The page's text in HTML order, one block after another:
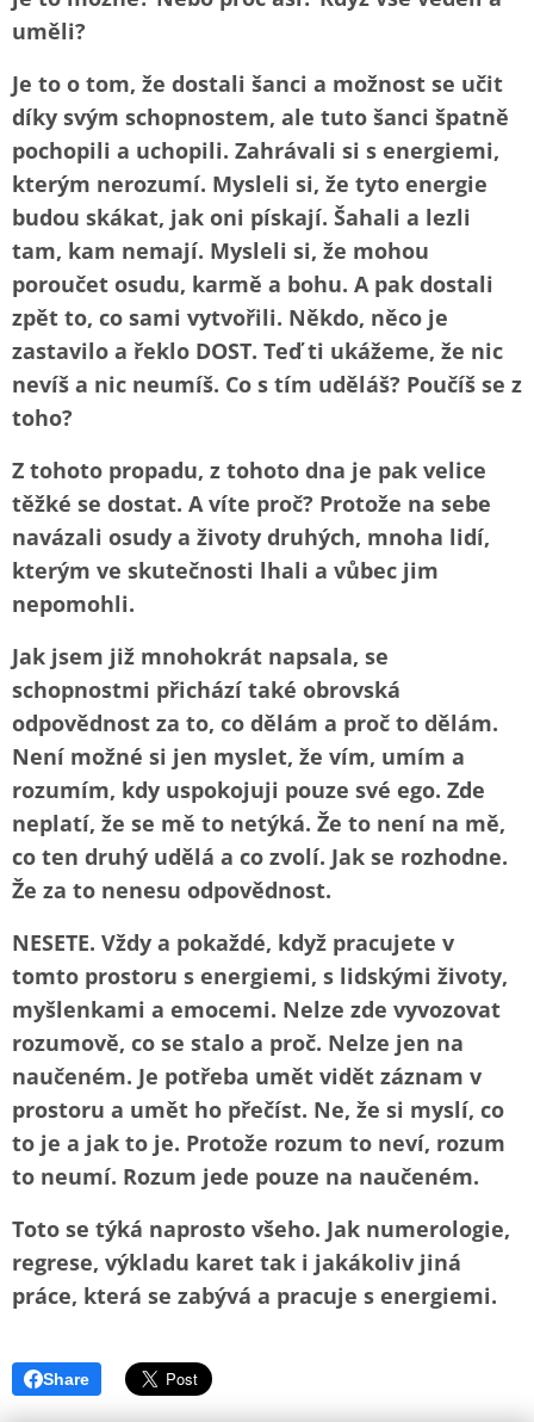
uměli?
Je to o tom, že dostali šanci a možnost se učit
díky svým schopnostem, ale tuto šanci špatně
pochopili a uchopili. Zahrávali si s energiemi,
kterým nerozumí. Mysleli si, že tyto energie
budou skákat, jak oni pískají. Šahali a lezli
tam, kam nemají. Mysleli si, že mohou
poroučet osudu, karmě a bohu. A pak dostali
zpět to, co sami vytvořili. Někdo, něco je
zastavilo a řeklo DOST. Teď ti ukážeme, že nic
nevíš a nic neumíš. Co s tím uděláš? Poučíš se z
toho?
Z tohoto propadu, z tohoto dna je pak velice
těžké se dostat. A víte proč? Protože na sebe
navázali osudy a životy druhých, mnoha lidí,
kterým ve skutečnosti lhali a vůbec jim
nepomohli.
Jak jsem již mnohokrát napsala, se
schopnostmi přichází také obrovská
odpovědnost za to, co dělám a proč to dělám.
Není možné si jen myslet, že vím, umím a
rozumím, kdy uspokojuji pouze své ego. Zde
neplatí, že se mě to netýká. Že to není na mě,
co ten druhý udělá a co zvolí. Jak se rozhodne.
Že za to nenesu odpovědnost.
NESETE. Vždy a pokaždé, když pracujete v
tomto prostoru s energiemi, s lidskými životy,
myšlenkami a emocemi. Nelze zde vyvozovat
rozumově, co se stalo a proč. Nelze jen na
naučeném. Je potřeba umět vidět záznam v
prostoru a umět ho přečíst. Ne, že si myslí, co
to je a jak to je. Protože rozum to neví, rozum
to neumí. Rozum jede pouze na naučeném.
Toto se týká naprosto všeho. Jak numerologie,
regrese, výkladu karet tak i jakákoliv jiná
práce, která se zabývá a pracuje s energiemi.
Share